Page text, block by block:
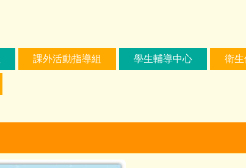
課外活動指導組 學生輔導中心 衛生